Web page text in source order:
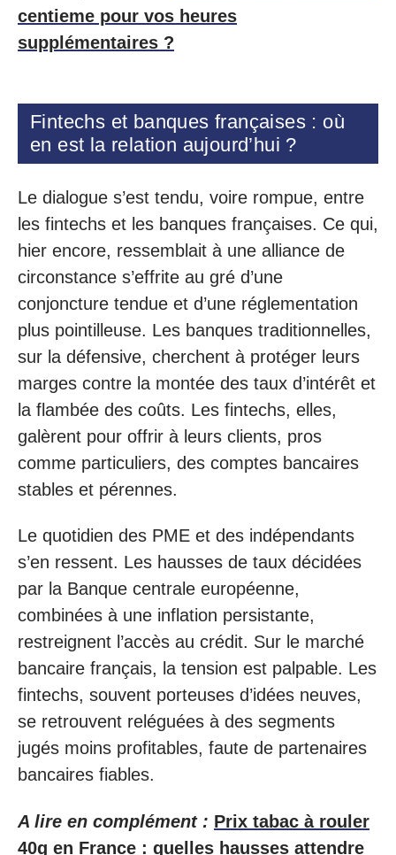
centieme pour vos heures
supplémentaires ?
Fintechs et banques françaises : où
en est la relation aujourd’hui ?
Le dialogue s’est tendu, voire rompue, entre
les fintechs et les banques françaises. Ce qui,
hier encore, ressemblait à une alliance de
circonstance s’effrite au gré d’une
conjoncture tendue et d’une réglementation
plus pointilleuse. Les banques traditionnelles,
sur la défensive, cherchent à protéger leurs
marges contre la montée des taux d’intérêt et
la flambée des coûts. Les fintechs, elles,
galèrent pour offrir à leurs clients, pros
comme particuliers, des comptes bancaires
stables et pérennes.
Le quotidien des PME et des indépendants
s’en ressent. Les hausses de taux décidées
par la Banque centrale européenne,
combinées à une inflation persistante,
restreignent l’accès au crédit. Sur le marché
bancaire français, la tension est palpable. Les
fintechs, souvent porteuses d’idées neuves,
se retrouvent reléguées à des segments
jugés moins profitables, faute de partenaires
bancaires fiables.
A lire en complément : Prix tabac à rouler
40g en France : quelles hausses attendre